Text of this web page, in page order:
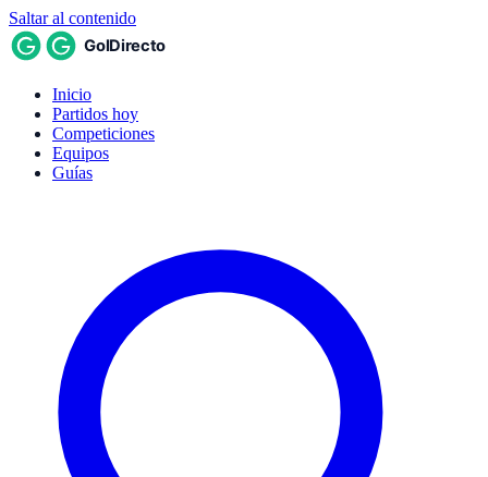
Saltar al contenido
Inicio
Partidos hoy
Competiciones
Equipos
Guías